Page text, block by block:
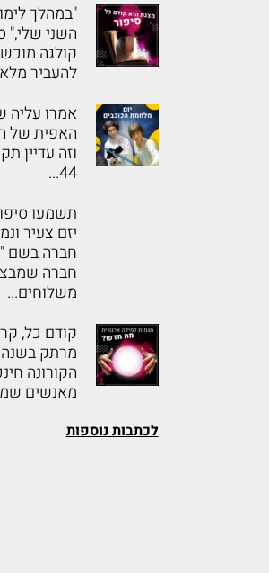
"במהלך
השני שלי,"
קולגה
להעביר
אמרו עליה
האפית של
וזה עדיין
44...
תשמעו
יזם צעיר
חברה
משלוחים...
קודם כל,
מרתק
הקורונה
מאנשים
לכתבות נוספות